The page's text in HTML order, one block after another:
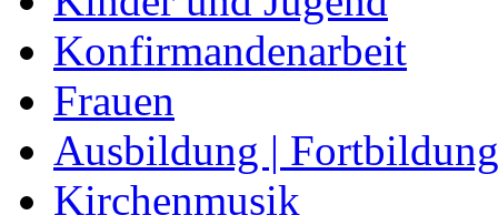
Konfirmandenarbeit
Frauen
Ausbildung | Fortbildung
Kirchenmusik